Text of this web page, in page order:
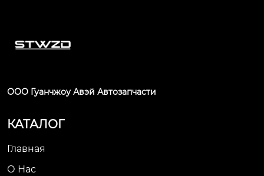
ООО Гуанчжоу Авэй Автозапчасти
КАТАЛОГ
Главная
О Нас